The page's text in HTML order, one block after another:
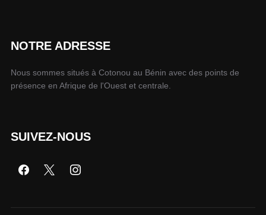
NOTRE ADRESSE
Nous sommes situés à Cotonou au Bénin avec des points de
présence en Afrique de l'Ouest et centrale.
SUIVEZ-NOUS